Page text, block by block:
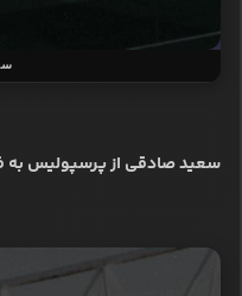
سعید صادقی از پرسپولیس به فولاد